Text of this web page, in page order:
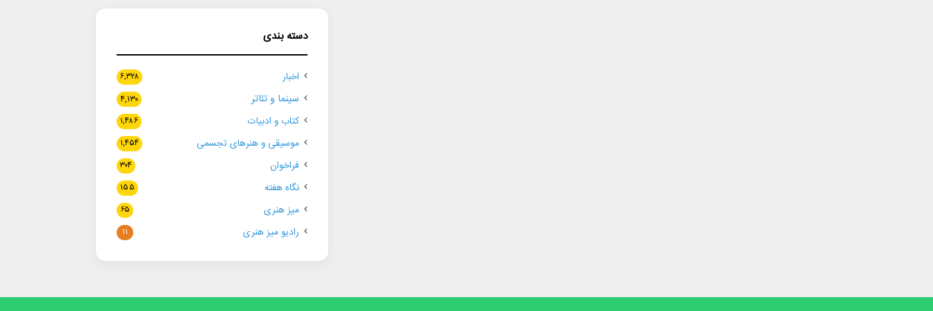
دسته بندی
اخبار ۶,۳۲۸
سینما و تئاتر ۴,۱۳۰
کتاب و ادبیات ۱,۴۸۶
موسیقی و هنرهای تجسمی ۱,۴۵۴
فراخوان ۳۰۴
نگاه هفته ۱۵۵
میز هنری ۶۵
رادیو میز هنری ۱۱